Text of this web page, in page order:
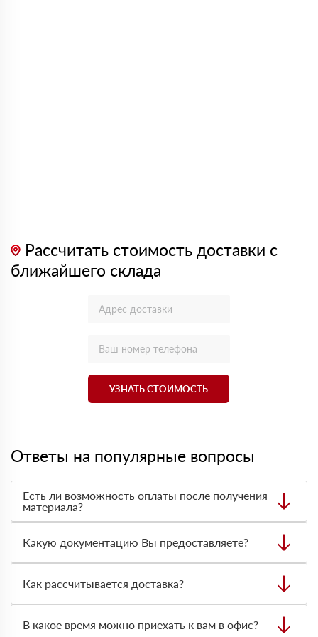
Рассчитать стоимость доставки с
ближайшего склада
УЗНАТЬ СТОИМОСТЬ
Ответы на популярные вопросы
Есть ли возможность оплаты после получения
материала?
оплата по факту получения товара. При этом, если
доставленный товар был ненадлежащего качества, то
Вы вправе от него отказаться.
Какую документацию Вы предоставляете?
сертификаты и паспорта качества, а также товарно-
транспортную накладную.
Как рассчитывается доставка?
персональный менеджер для уточнения деталей заказа.
В какое время можно приехать к вам в офис?